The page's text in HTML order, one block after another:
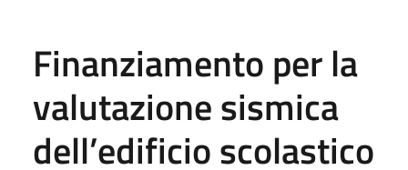
Finanziamento per la
valutazione sismica
dell’edificio scolastico